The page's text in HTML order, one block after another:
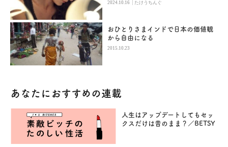
2024.10.16 たけうちんぐ
おひとりさまインドで日本の価値観
から自由になる
2015.10.23
あなたにおすすめの連載
人生はアップデートしてもセッ
クスだけは昔のまま？／BETSY